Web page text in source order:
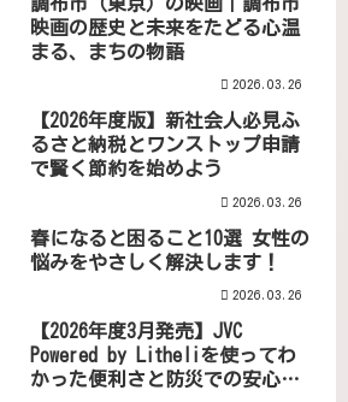
映画の歴史と未来をたどる心温
まる、まちの物語
2026.03.26
【2026年度版】新社会人必見ふ
るさと納税とワンストップ申請
で賢く節約を始めよう
2026.03.26
春になると困ること10選 女性の
悩みをやさしく解決します！
2026.03.26
【2026年度3月発売】JVC
Powered by Litheliを使ってわ
かった便利さと防災での安心ポ